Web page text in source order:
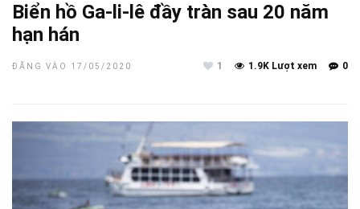
Biển hồ Ga-li-lê đầy tràn sau 20 năm
hạn hán
ĐĂNG VÀO 17/05/2020 0
1.9K Lượt xem
1